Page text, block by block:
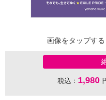
画像をタップする
税込： 1,980